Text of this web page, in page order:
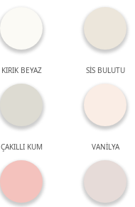
KIRIK BEYAZ SİS BULUTU
ÇAKILLI KUM VANİLYA